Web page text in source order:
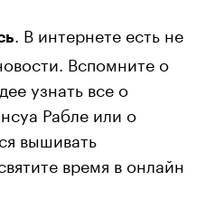
. В интернете есть не
Вспомните о
узнать все о
Рабле или о
вышивать
время в онлайн